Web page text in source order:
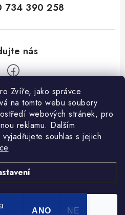
Zvíře, jako správce
na tomto webu soubory
webových stránek, pro
reklamu. Dalším
souhlas s jejich
734 390 258
recenze
. Všechna práva vyhrazena.
ANO NE